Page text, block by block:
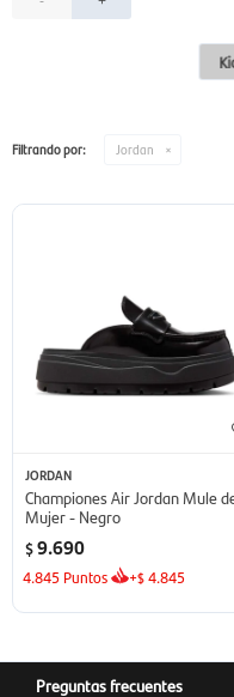
Filtrando por: Jordan
JORDAN
Championes Air Jordan Mule
Mujer - Negro
$9.690
4.845 Puntos +$4.845
Preguntas frecuentes